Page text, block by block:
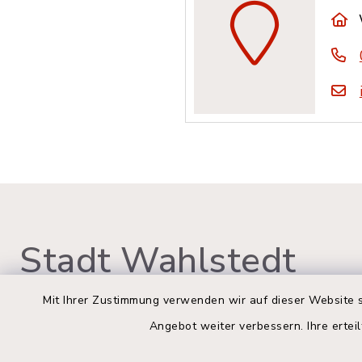
Mit Ihrer Zustimmung verwenden wir auf dieser
Angebot weiter verbessern. Ihre
Stadt Wahlstedt